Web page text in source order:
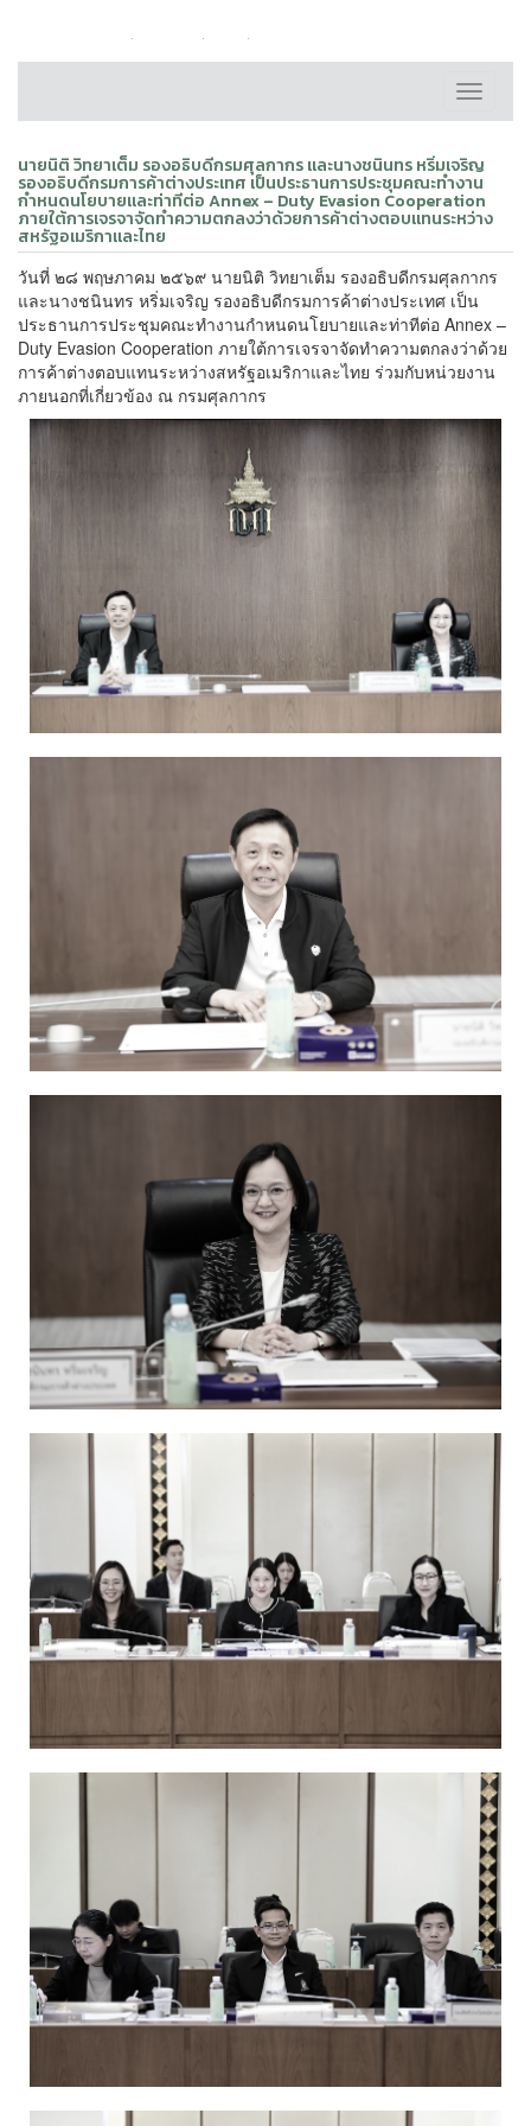
Toggle
นายนิติ วิทยาเต็ม รองอธิบดีกรมศุลกากร และนางชนินทร หริ่มเจริญ
รองอธิบดีกรมการค้าต่างประเทศ เป็นประธานการประชุมคณะทำงาน
กำหนดนโยบายและท่าทีต่อ Annex – Duty Evasion Cooperation
ภายใต้การเจรจาจัดทำความตกลงว่าด้วยการค้าต่างตอบแทนระหว่าง
สหรัฐอเมริกาและไทย
วันที่ ๒๘ พฤษภาคม ๒๕๖๙ นายนิติ วิทยาเต็ม รองอธิบดีกรมศุลกากร
และนางชนินทร หริ่มเจริญ รองอธิบดีกรมการค้าต่างประเทศ เป็น
ประธานการประชุมคณะทำงานกำหนดนโยบายและท่าทีต่อ Annex –
Duty Evasion Cooperation ภายใต้การเจรจาจัดทำความตกลงว่าด้วย
การค้าต่างตอบแทนระหว่างสหรัฐอเมริกาและไทย ร่วมกับหน่วยงาน
ภายนอกที่เกี่ยวข้อง ณ กรมศุลกากร